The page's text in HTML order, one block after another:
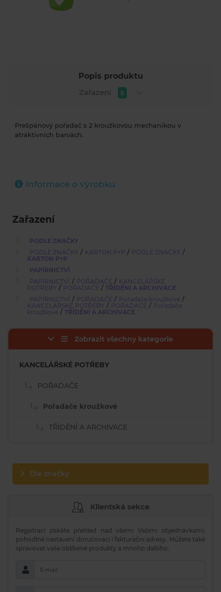
Popis produktu
Zařazení
5
Prešpánový pořadač s 2 kroužkovou mechanikou v
atraktivních barvách.
Informace o výrobku
Zařazení
PODLE ZNAČKY
PODLE ZNAČKY / KARTON P+P / PODLE ZNAČKY /
KARTON P+P
PAPÍRNICTVÍ
PAPÍRNICTVÍ / POŘADAČE / KANCELÁŘSKÉ
POTŘEBY / POŘADAČE / TŘÍDĚNÍ A ARCHIVACE
PAPÍRNICTVÍ / POŘADAČE / Pořadače kroužkové /
KANCELÁŘSKÉ POTŘEBY / POŘADAČE / Pořadače
kroužkové / TŘÍDĚNÍ A ARCHIVACE
Zobrazit všechny kategorie
KANCELÁŘSKÉ POTŘEBY
POŘADAČE
Pořadače kroužkové
TŘÍDĚNÍ A ARCHIVACE
Dle značky
Klientská sekce
Registrací získáte přehled nad všemi Vašimi objednávkami,
pohodlné nastavení doručovací i fakturační adresy. Můžete také
spravovat vaše oblíbené produkty a mnoho dalšího.
E-mail